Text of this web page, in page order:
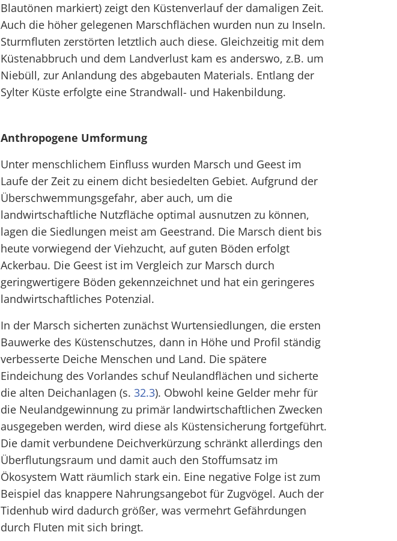
Blautönen markiert) zeigt den Küstenverlauf der damaligen Zeit.
Auch die höher gelegenen Marschflächen wurden nun zu Inseln.
Sturmfluten zerstörten letztlich auch diese. Gleichzeitig mit dem
Küstenabbruch und dem Landverlust kam es anderswo, z.B. um
Niebüll, zur Anlandung des abgebauten Materials. Entlang der
Sylter Küste erfolgte eine Strandwall- und Hakenbildung.
Anthropogene Umformung
Unter menschlichem Einfluss wurden Marsch und Geest im
Laufe der Zeit zu einem dicht besiedelten Gebiet. Aufgrund der
Überschwemmungsgefahr, aber auch, um die
landwirtschaftliche Nutzfläche optimal ausnutzen zu können,
lagen die Siedlungen meist am Geestrand. Die Marsch dient bis
heute vorwiegend der Viehzucht, auf guten Böden erfolgt
Ackerbau. Die Geest ist im Vergleich zur Marsch durch
geringwertigere Böden gekennzeichnet und hat ein geringeres
landwirtschaftliches Potenzial.
In der Marsch sicherten zunächst Wurtensiedlungen, die ersten
Bauwerke des Küstenschutzes, dann in Höhe und Profil ständig
verbesserte Deiche Menschen und Land. Die spätere
Eindeichung des Vorlandes schuf Neulandflächen und sicherte
die alten Deichanlagen (s. 32.3). Obwohl keine Gelder mehr für
die Neulandgewinnung zu primär landwirtschaftlichen Zwecken
ausgegeben werden, wird diese als Küstensicherung fortgeführt.
Die damit verbundene Deichverkürzung schränkt allerdings den
Überflutungsraum und damit auch den Stoffumsatz im
Ökosystem Watt räumlich stark ein. Eine negative Folge ist zum
Beispiel das knappere Nahrungsangebot für Zugvögel. Auch der
Tidenhub wird dadurch größer, was vermehrt Gefährdungen
durch Fluten mit sich bringt.